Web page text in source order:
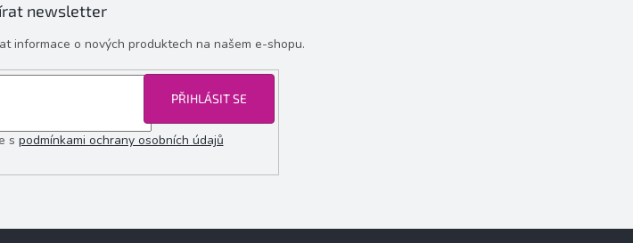
newsletter
informace o nových produktech na našem e-shopu.
s podmínkami ochrany osobních údajů
PŘIHLÁSIT SE